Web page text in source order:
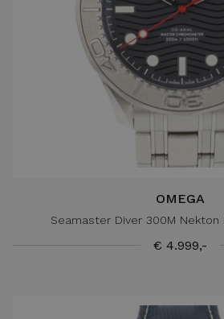
OMEGA
Seamaster Diver 300M Nekton
€ 4.999,-